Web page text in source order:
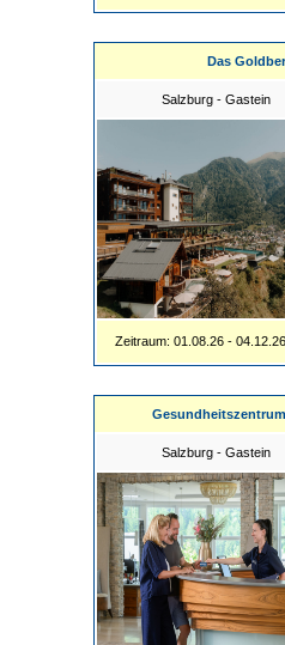
Das
Salzburg - Gastein
Zeitraum: 01.08.26 -
Salzburg - Gastein